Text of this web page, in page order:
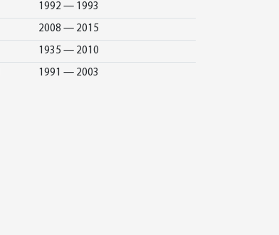
1992 — 1993
2008 — 2015
1935 — 2010
1991 — 2003